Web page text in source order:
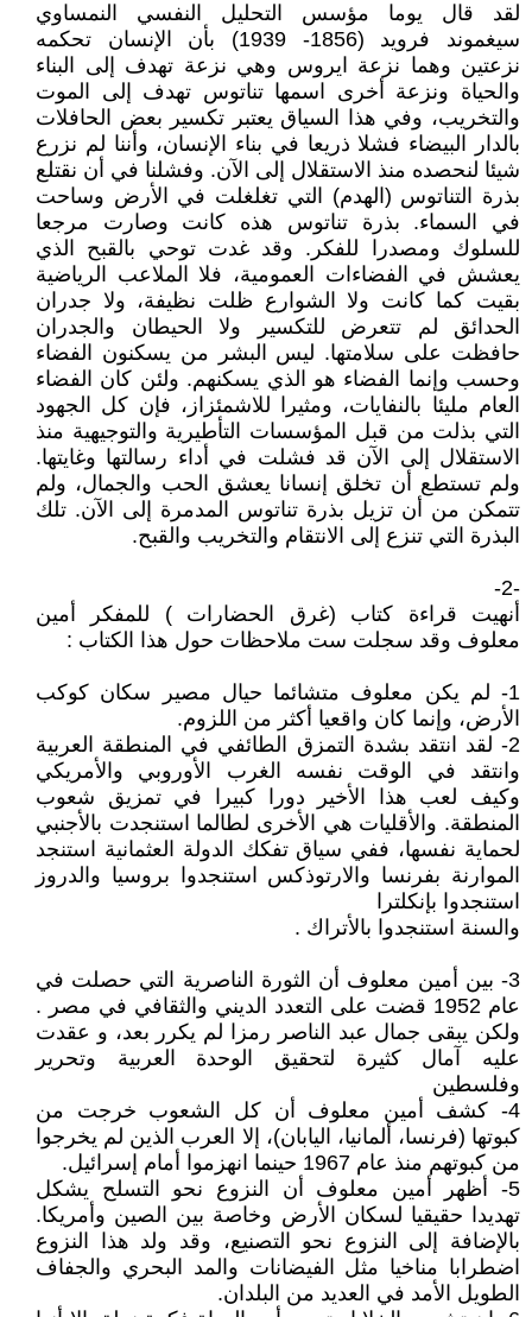
لقد قال يوما مؤسس التحليل النفسي النمساوي
سيغموند فرويد (1856- 1939) بأن الإنسان تحكمه
نزعتين وهما نزعة ايروس وهي نزعة تهدف إلى البناء
والحياة ونزعة أخرى اسمها تناتوس تهدف إلى الموت
والتخريب، وفي هذا السياق يعتبر تكسير بعض الحافلات
بالدار البيضاء فشلا ذريعا في بناء الإنسان، وأننا لم نزرع
شيئا لنحصده منذ الاستقلال إلى الآن. وفشلنا في أن نقتلع
بذرة التناتوس (الهدم) التي تغلغلت في الأرض وساحت
في السماء. بذرة تناتوس هذه كانت وصارت مرجعا
للسلوك ومصدرا للفكر. وقد غدت توحي بالقبح الذي
يعشش في الفضاءات العمومية، فلا الملاعب الرياضية
بقيت كما كانت ولا الشوارع ظلت نظيفة، ولا جدران
الحدائق لم تتعرض للتكسير ولا الحيطان والجدران
حافظت على سلامتها. ليس البشر من يسكنون الفضاء
وحسب وإنما الفضاء هو الذي يسكنهم. ولئن كان الفضاء
العام مليئا بالنفايات، ومثيرا للاشمئزاز، فإن كل الجهود
التي بذلت من قبل المؤسسات التأطيرية والتوجيهية منذ
الاستقلال إلى الآن قد فشلت في أداء رسالتها وغايتها.
ولم تستطع أن تخلق إنسانا يعشق الحب والجمال، ولم
تتمكن من أن تزيل بذرة تناتوس المدمرة إلى الآن. تلك
البذرة التي تنزع إلى الانتقام والتخريب والقبح.
-2-
أنهيت قراءة كتاب (غرق الحضارات ) للمفكر أمين
معلوف وقد سجلت ست ملاحظات حول هذا الكتاب :
1- لم يكن معلوف متشائما حيال مصير سكان كوكب
الأرض، وإنما كان واقعيا أكثر من اللزوم.
2- لقد انتقد بشدة التمزق الطائفي في المنطقة العربية
وانتقد في الوقت نفسه الغرب الأوروبي والأمريكي
وكيف لعب هذا الأخير دورا كبيرا في تمزيق شعوب
المنطقة. والأقليات هي الأخرى لطالما استنجدت بالأجنبي
لحماية نفسها، ففي سياق تفكك الدولة العثمانية استنجد
الموارنة بفرنسا والارتوذكس استنجدوا بروسيا والدروز
استنجدوا بإنكلترا
والسنة استنجدوا بالأتراك .
3- بين أمين معلوف أن الثورة الناصرية التي حصلت في
عام 1952 قضت على التعدد الديني والثقافي في مصر .
ولكن يبقى جمال عبد الناصر رمزا لم يكرر بعد، و عقدت
عليه آمال كثيرة لتحقيق الوحدة العربية وتحرير
وفلسطين
4- کشف أمين معلوف أن كل الشعوب خرجت من
كبوتها (فرنسا، ألمانيا، اليابان)، إلا العرب الذين لم يخرجوا
من كبوتهم منذ عام 1967 حينما انهزموا أمام إسرائيل.
5- أظهر أمين معلوف أن النزوع نحو التسلح يشكل
تهديدا حقيقيا لسكان الأرض وخاصة بين الصين وأمريكا.
بالإضافة إلى النزوع نحو التصنيع، وقد ولد هذا النزوع
اضطرابا مناخيا مثل الفيضانات والمد البحري والجفاف
الطويل الأمد في العديد من البلدان.